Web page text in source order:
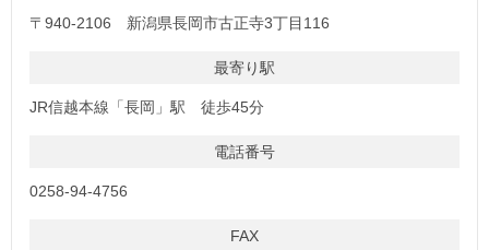
〒940-2106 新潟県長岡市古正寺3丁目116
最寄り駅
JR信越本線「長岡」駅 徒歩45分
電話番号
0258-94-4756
FAX